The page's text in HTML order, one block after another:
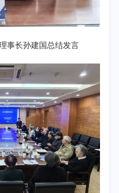
事长孙建国总结发言